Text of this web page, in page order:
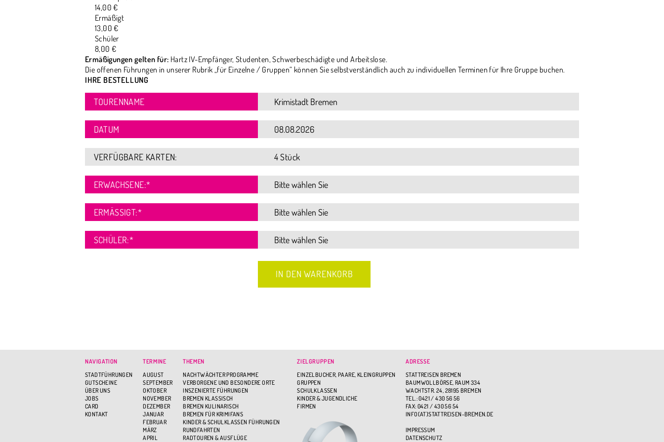
14,00 €
Ermäßigt
13,00 €
Schüler
8,00 €
Ermäßigungen gelten für: Hartz IV-Empfänger, Studenten, Schwerbeschädigte und Arbeitslose.
Die offenen Führungen in unserer Rubrik „für Einzelne / Gruppen“ können Sie selbstverständlich auch zu individuellen Terminen für Ihre Gruppe buchen.
IHRE BESTELLUNG
TOURENNAME
DATUM
VERFÜGBARE KARTEN: 4 Stück
ERWACHSENE:*
ERMÄSSIGT: *
SCHÜLER:*
NAVIGATION
STADTFÜHRUNGEN
GUTSCHEINE
ÜBER UNS
JOBS
CARD
KONTAKT
TERMINE
AUGUST
SEPTEMBER
OKTOBER
NOVEMBER
DEZEMBER
JANUAR
FEBRUAR
MÄRZ
APRIL
THEMEN
NACHTWÄCHTER PROGRAMME
VERBORGENE UND BESONDERE ORTE
INSZENIERTE FÜHRUNGEN
BREMEN KLASSISCH
BREMEN KULINARISCH
BREMEN FÜR KRIMIFANS
KINDER & SCHULKLASSEN FÜHRUNGEN
RUNDFAHRTEN
RADTOUREN & AUSFLÜGE
ZIELGRUPPEN
EINZELBUCHER, PAARE, KLEINGRUPPEN
GRUPPEN
SCHULKLASSEN
KINDER & JUGENDLICHE
FIRMEN
ADRESSE
STATTREISEN BREMEN
BAUMWOLLBÖRSE, RAUM 334
WACHTSTR. 24, 28195 BREMEN
TEL.: 0421 / 430 56 56
FAX: 0421 / 430 56 54
INFO(AT)STATTREISEN-BREMEN.DE
IMPRESSUM
DATENSCHUTZ